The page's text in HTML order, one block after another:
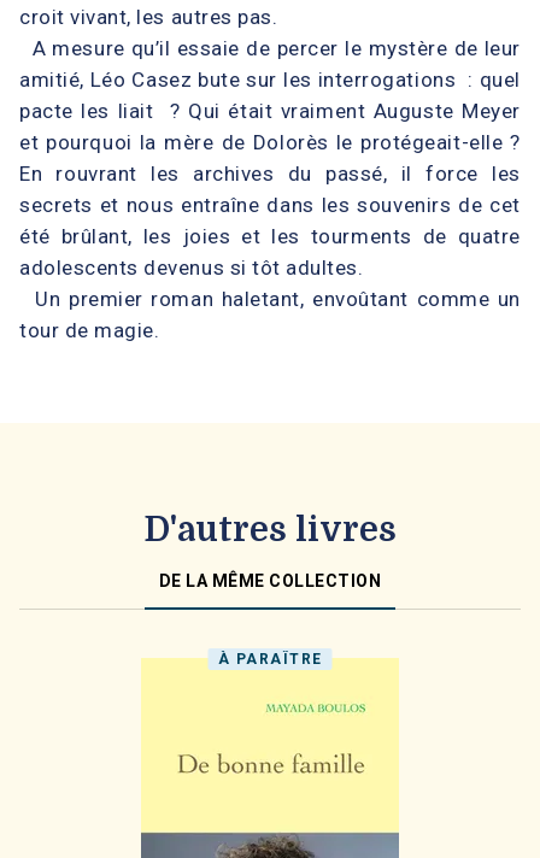
croit vivant, les autres pas.
A mesure qu’il essaie de percer le mystère de leur
amitié, Léo Casez bute sur les interrogations : quel
pacte les liait ? Qui était vraiment Auguste Meyer
et pourquoi la mère de Dolorès le protégeait-elle ?
En rouvrant les archives du passé, il force les
secrets et nous entraîne dans les souvenirs de cet
été brûlant, les joies et les tourments de quatre
adolescents devenus si tôt adultes.
Un premier roman haletant, envoûtant comme un
tour de magie.
D'autres livres
DE LA MÊME COLLECTION
À PARAÎTRE